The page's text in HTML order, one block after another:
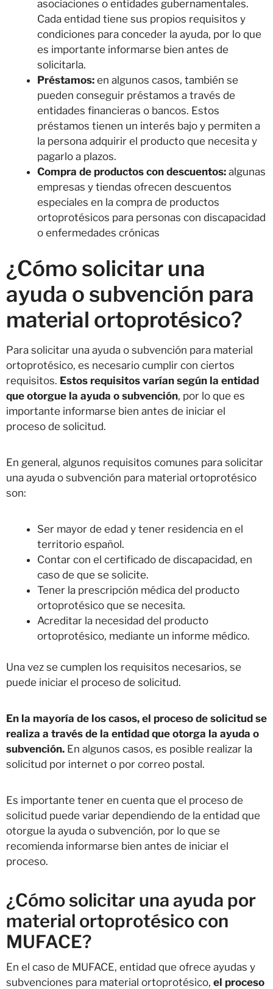
asociaciones o entidades gubernamentales.
Cada entidad tiene sus propios requisitos y
condiciones para conceder la ayuda, por lo que
es importante informarse bien antes de
solicitarla.
Préstamos: en algunos casos, también se
pueden conseguir préstamos a través de
entidades financieras o bancos. Estos
préstamos tienen un interés bajo y permiten a
la persona adquirir el producto que necesita y
pagarlo a plazos.
Compra de productos con descuentos: algunas
empresas y tiendas ofrecen descuentos
especiales en la compra de productos
ortoprotésicos para personas con discapacidad
o enfermedades crónicas
¿Cómo solicitar una
ayuda o subvención para
material ortoprotésico?
Para solicitar una ayuda o subvención para material
ortoprotésico, es necesario cumplir con ciertos
requisitos. Estos requisitos varían según la entidad
que otorgue la ayuda o subvención, por lo que es
importante informarse bien antes de iniciar el
proceso de solicitud.
En general, algunos requisitos comunes para solicitar
una ayuda o subvención para material ortoprotésico
son:
Ser mayor de edad y tener residencia en el
territorio español.
Contar con el certificado de discapacidad, en
caso de que se solicite.
Tener la prescripción médica del producto
ortoprotésico que se necesita.
Acreditar la necesidad del producto
ortoprotésico, mediante un informe médico.
Una vez se cumplen los requisitos necesarios, se
puede iniciar el proceso de solicitud.
En la mayoría de los casos, el proceso de solicitud se
realiza a través de la entidad que otorga la ayuda o
subvención. En algunos casos, es posible realizar la
solicitud por internet o por correo postal.
Es importante tener en cuenta que el proceso de
solicitud puede variar dependiendo de la entidad que
otorgue la ayuda o subvención, por lo que se
recomienda informarse bien antes de iniciar el
proceso.
¿Cómo solicitar una ayuda por
material ortoprotésico con
MUFACE?
En el caso de MUFACE, entidad que ofrece ayudas y
subvenciones para material ortoprotésico, el proceso